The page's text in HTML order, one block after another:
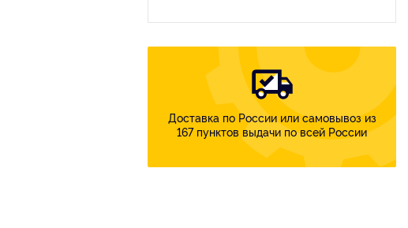
Доставка по России или самовывоз из
167 пунктов выдачи по всей России